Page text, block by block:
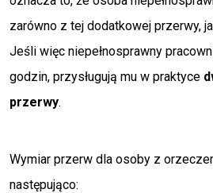
zarówno z tej dodatkowej przerwy,
Jeśli więc niepełnosprawny
godzin, przysługują mu w praktyce
przerwy.
Wymiar przerw dla osoby z
następująco: